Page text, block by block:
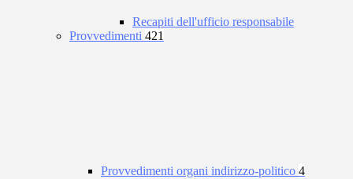
Recapiti dell'ufficio responsabile
Provvedimenti 421
Provvedimenti organi indirizzo-politico 4